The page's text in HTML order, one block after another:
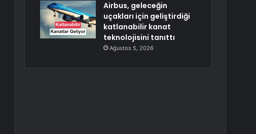
Airbus, geleceğin
uçakları için geliştirdiği
katlanabilir kanat
teknolojisini tanıttı
Ağustos 5, 2026